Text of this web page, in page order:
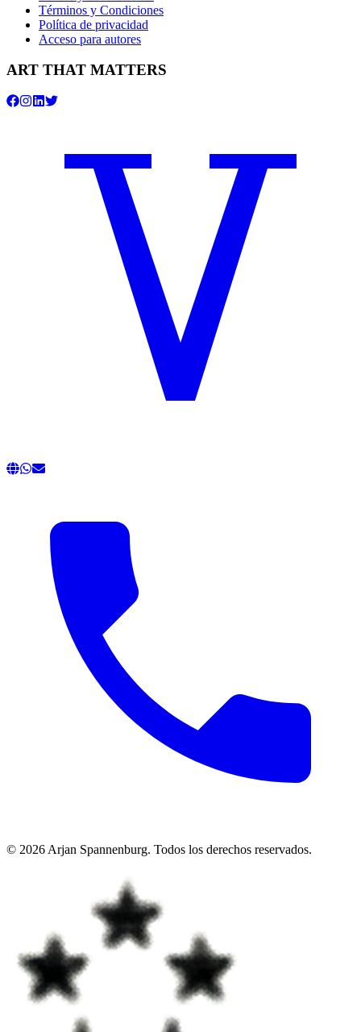
Términos y Condiciones
Política de privacidad
Acceso para autores
ART THAT MATTERS
© 2026 Arjan Spannenburg. Todos los derechos reservados.